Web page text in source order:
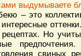
выдумываете
– это
интересные
рецептах. Но
свиных